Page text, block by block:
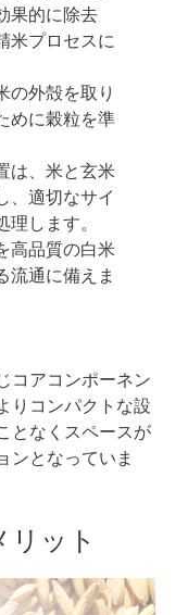
果的に除去
米プロセスに
の外殻を取り
めに穀粒を準
は、米と玄米
、適切なサイ
します。
高品質の白米
流通に備えま
コアコンポーネン
りコンパクトな設
となくスペースが
ンとなっていま
リット